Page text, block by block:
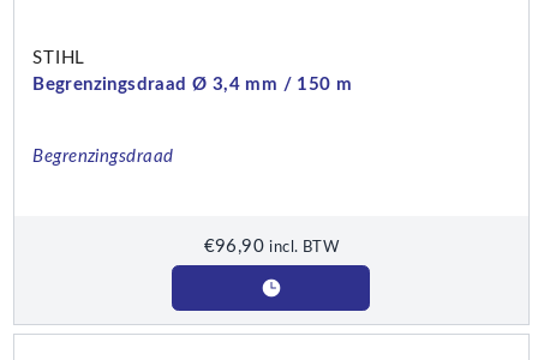
STIHL
Begrenzingsdraad Ø 3,4 mm / 150 m
Begrenzingsdraad
€96,90 incl. BTW